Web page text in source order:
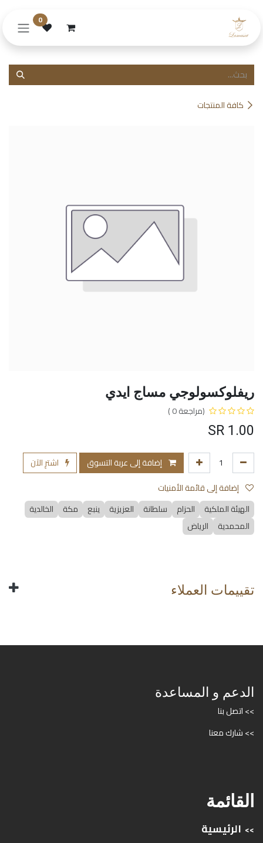
0
كافة المنتجات
ريفلوكسولوجي مساج ايدي
(مراجعة 0 )
1.00
إضافة إلى عربة التسوق
اشترِ الآن
الهيئة الملكية
الحزام سلطانة العزيزية ينبع مكة
الخالدية
المحمدية
الرياض
تقييمات العملاء
الدعم و المساعدة
>> اتصل بنا
>> شارك معنا
القائمة
>> الرئيسية